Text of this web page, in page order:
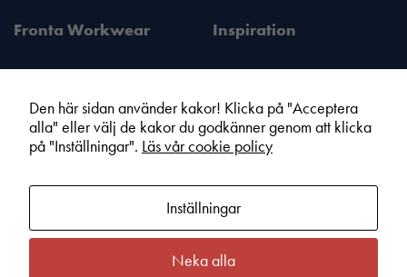
Fronta Workwear
Din lokala Fronta expert
Vår service
Inspiration
Kampanjer
Varumärken
Hållbarhet
Fronta Sverige AB Information
Cookie information
Den här sidan använder kakor! Klicka på "Acceptera
alla" eller välj de kakor du godkänner genom att klicka
på "Inställningar". Läs vår cookie policy
Inställningar
Neka alla
Nödvändiga
välja bort. De
behövs för att
hemsidan
taget ska
fungera.
Statistik